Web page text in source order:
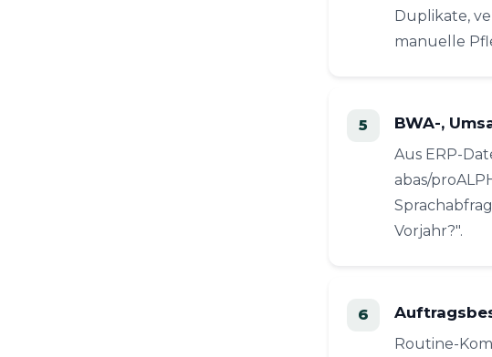
Duplikate,
manuelle
BWA-,
Aus ERP-
abas/
Vorjahr?".
Routine-